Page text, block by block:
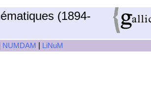
(1894-
NUMDAM LiNuM